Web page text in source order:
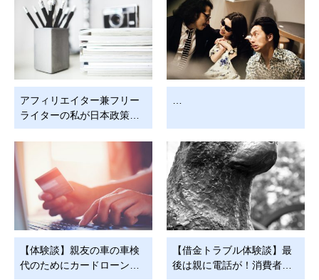
アフィリエイター兼フリー
ライターの私が日本政策…
【体験談】親友の車の車検
代のためにカードローン…
【借金トラブル体験談】最
後は親に電話が！消費者…